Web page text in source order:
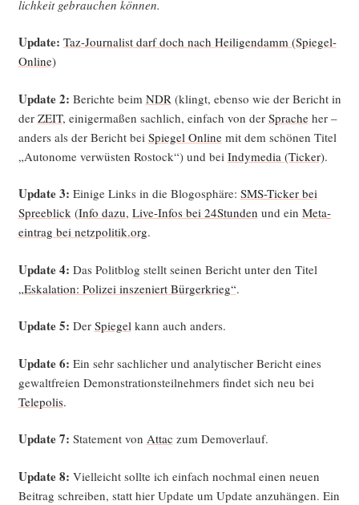
lich­keit gebrau­chen können.
Update: Taz-Jour­na­list darf doch nach Hei­li­gen­damm (Spie­gel-
Online)
Update 2: Berich­te beim NDR (klingt, eben­so wie der Bericht in
der ZEIT, eini­ger­ma­ßen sach­lich, ein­fach von der Spra­cheher –
anders als der Bericht bei Spie­gel Onlinemit dem schö­nen Titel
„Auto­no­me ver­wüs­ten Ros­tock“) und bei Indy­me­dia (Ticker).
Update 3: Eini­ge Links in die Blogo­sphä­re: SMS-Ticker bei
Spree­blick(Info dazu, Live-Infos bei 24Stunden und ein Meta­
ein­trag bei netzpolitik.org.
Update 4: Das Polit­blog stellt sei­nen Bericht unter den Titel
„Eska­la­ti­on: Poli­zei insze­niert Bür­ger­krieg“.
Update 5: Der Spie­gelkann auch anders.
Update 6: Ein sehr sach­li­cher und ana­ly­ti­scher Bericht eines
gewalt­frei­en Demons­tra­ti­ons­teil­neh­mers fin­det sich neu bei
Tele­po­lis.
Update 7: State­ment von Attac zum Demoverlauf.
Update 8: Viel­leicht soll­te ich ein­fach noch­mal einen neu­en
Bei­trag schrei­ben, statt hier Update um Update anzu­hän­gen. Ein